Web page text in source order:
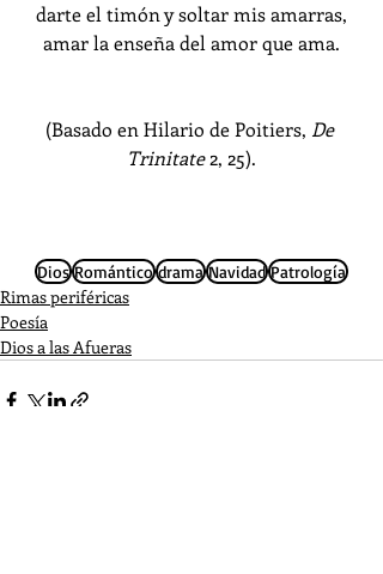
darte el timón y soltar mis amarras,
amar la enseña del amor que ama.
(Basado en Hilario de Poitiers, De
Trinitate 2, 25).
Dios Romántico drama Navidad Patrología
Rimas periféricas
Poesía
Dios a las Afueras